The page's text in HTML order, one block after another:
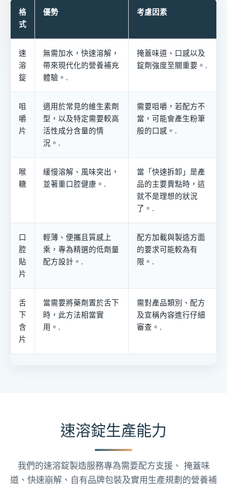
格
式
優勢 考慮因素
速
溶
錠
無需加水，快速溶解，
帶來現代化的營養補充
體驗。.
掩蓋味道、口感以及
錠劑強度至關重要。.
咀
嚼
片
適用於常見的維生素劑
型，以及特定需要較高
活性成分含量的情
況。.
需要咀嚼，若配方不
當，可能會產生粉筆
般的口感。.
喉
糖
緩慢溶解、風味突出，
並著重口腔健康。.
當「快速拆卸」是產
品的主要賣點時，這
就不是理想的狀況
了。.
口
腔
貼
片
輕薄、便攜且質感上
乘，專為精選的低劑量
配方設計。.
配方加載與製造方面
的要求可能較為有
限。.
舌
下
含
片
當需要將藥劑置於舌下
時，此方法相當實
用。.
需對產品類別、配方
及宣稱內容進行仔細
審查。.
速溶錠生產能力
我們的速溶錠製造服務專為需要配方支援、 掩蓋味
道、快速崩解、自有品牌包裝及實用生產規劃的營養補